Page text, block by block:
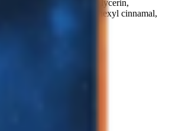
sodium laureth sulfate, glycerin,
coumarin, geraniol, hexyl cinnamal,